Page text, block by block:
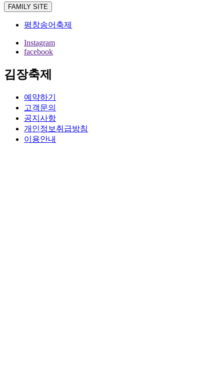
FAMILY SITE
평창송어축제
Instagram
facebook
김장축제
예약하기
고객문의
공지사항
개인정보취급방침
이용안내